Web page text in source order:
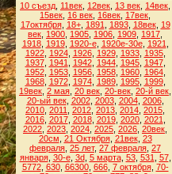
10 съезд 11век 12век 13 век 14век
15век 16 век 16век 17век
17октября, 18+, 1891 1893, 18век, 19
век 1900 1905 1906 1909 1917
1918, 1919, 1920-е, 1920е-30е, 1921
1922, 1924, 1926, 1929, 1933, 1935,
1937, 1941 1942, 1944, 1945, 1947,
1952, 1953, 1956, 1958, 1960, 1964,
1968, 1972, 1974, 1989, 1995, 1999,
19век 2 мая 20 век 20-век 20-й век
20-ый век, 2002, 2003, 2004, 2006,
2010 2011 2012 2013 2014 2015
2016, 2017, 2018, 2019, 2020, 2021
2022 2023 2024 2025 2026 20век
20см 21 Октября, 21век, 23
февраля 25 лет, 27 февраля 27
января, 30-е, 3d, 5 марта, 53, 531 57,
5772, 630, 66300, 666, 7 октября, 70-